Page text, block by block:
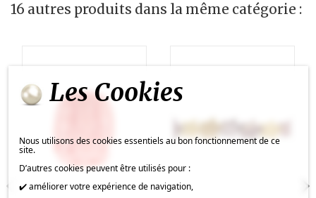
16 autres produits dans la même catégorie :
Les Cookies
Nous utilisons des cookies essentiels au bon fonctionnement de ce
site.
D’autres cookies peuvent être utilisés pour :
✔️ améliorer votre expérience de navigation,